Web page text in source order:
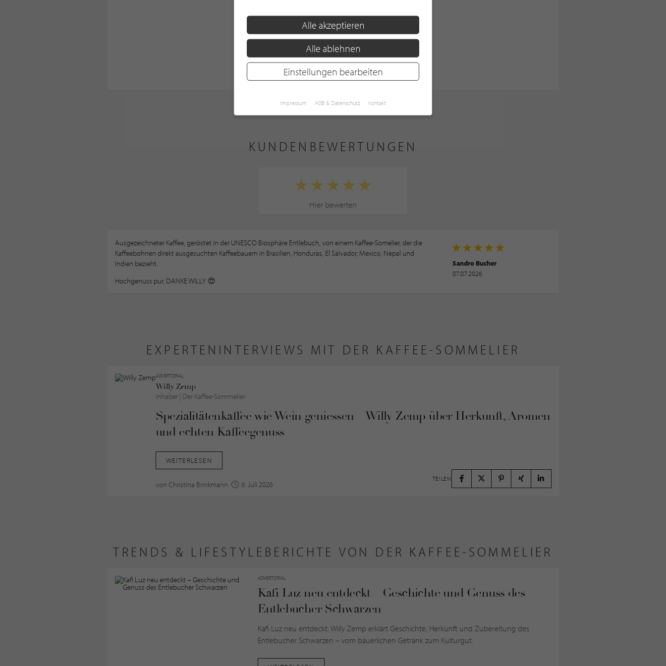
KUNDENBEWERTUNGEN
Hier bewerten
Ausgezeichneter Kaffee, geröstet in der UNESCO Biosphäre Entlebuch, von einem Kaffee-Somelier, der die
Kaffeebohnen direkt ausgesuchten Kaffeebauern in Brasilien, Honduras, El Salvador, Mexico, Nepal und
Indien bezieht.
Hochgenuss pur, DANKE WILLY 😍
Sandro Bucher
07.07.2026
EXPERTENINTERVIEWS MIT DER KAFFEE-SOMMELIER
ADVERTORIAL
Willy Zemp
Inhaber | Der Kaffee-Sommelier
Spezialitätenkaffee wie Wein geniessen – Willy Zemp über Herkunft, Aromen
und echten Kaffeegenuss
WEITERLESEN
von Christina Brinkmann 6. Juli 2026
TEILEN
TRENDS & LIFESTYLEBERICHTE VON DER KAFFEE-SOMMELIER
ADVERTORIAL
Kafi Luz neu entdeckt – Geschichte und Genuss des
Entlebucher Schwarzen
Kafi Luz neu entdeckt: Willy Zemp erklärt Geschichte, Herkunft und Zubereitung des
Entlebucher Schwarzen – vom bäuerlichen Getränk zum Kulturgut.
Alle akzeptieren
Alle ablehnen
Einstellungen bearbeiten
Impressum AGB & Datenschutz Kontakt